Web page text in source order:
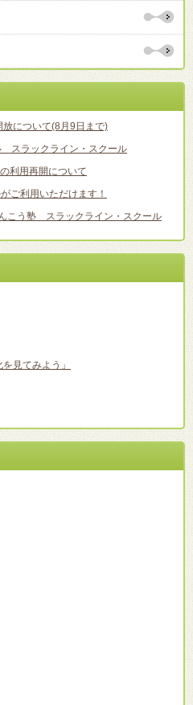
放について(8月9日まで)
スラックライン・スクール
利用再開について
ご利用いただけます！
こう塾 スラックライン・スクール
見てみよう」